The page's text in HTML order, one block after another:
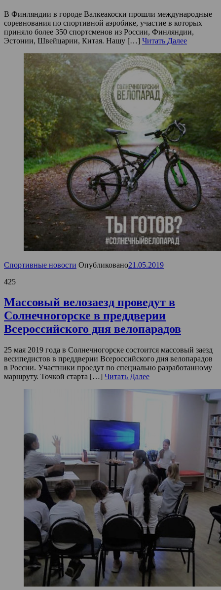
В Финляндии в городе Валкеакоски прошли международные
соревнования по спортивной аэробике, участие в которых
приняло более 350 спортсменов из России, Финляндии,
Эстонии, Швейцарии, Китая. Нашу […] Читать Далее
Спортивные новости Опубликовано21.05.2019
425
Массовый велозаезд проведут в
Солнечногорске в преддверии
Всероссийского дня велопарадов
25 мая 2019 года в Солнечногорске состоится массовый заезд
весипедистов в преддверии Всероссийского дня велопарадов
в России. Участники проедут по специально разработанному
маршруту. Точкой старта […] Читать Далее